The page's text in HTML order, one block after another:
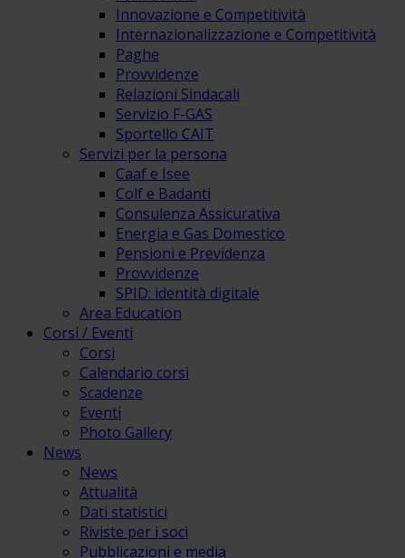
Innovazione e Competitività
Internazionalizzazione e Competitività
Paghe
Provvidenze
Relazioni Sindacali
Servizio F-GAS
Sportello CAIT
Servizi per la persona
Caaf e Isee
Colf e Badanti
Consulenza Assicurativa
Energia e Gas Domestico
Pensioni e Previdenza
Provvidenze
SPID: identità digitale
Area Education
Corsi / Eventi
Corsi
Calendario corsi
Scadenze
Eventi
Photo Gallery
News
News
Attualità
Dati statistici
Riviste per i soci
Pubblicazioni e media